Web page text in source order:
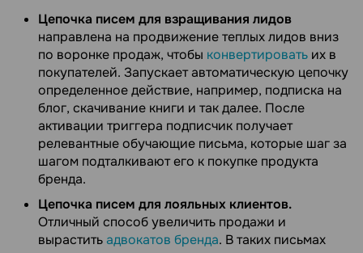
Цепочка писем для взращивания лидов
направлена на продвижение теплых лидов вниз
по воронке продаж, чтобы конвертировать их в
покупателей. Запускает автоматическую цепочку
определенное действие, например, подписка на
блог, скачивание книги и так далее. После
активации триггера подписчик получает
релевантные обучающие письма, которые шаг за
шагом подталкивают его к покупке продукта
бренда.
Цепочка писем для лояльных клиентов.
Отличный способ увеличить продажи и
выраститьадвокатов бренда. В таких письмах